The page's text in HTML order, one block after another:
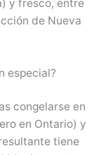
y fresco, entre
de Nueva
especial?
congelarse en
en Ontario) y
tiene